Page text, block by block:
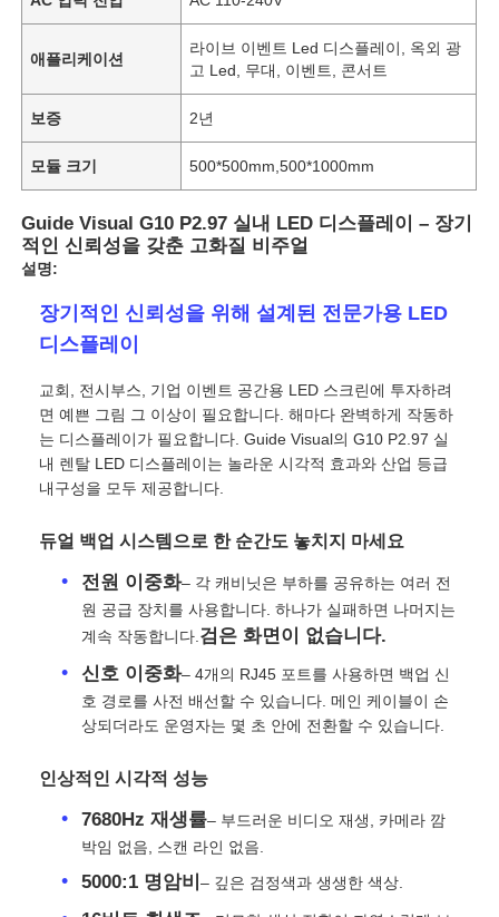
홈
비디오
애플리케이션
라이브 이벤트 Led 디스플레이, 옥외 광
고 Led, 무대, 이벤트, 콘서트
보증 2년
모듈 크기 500*500mm,500*1000mm
Guide Visual G10 P2.97 실내 LED 디스플레이 – 장기
적인 신뢰성을 갖춘 고화질 비주얼
설명:
장기적인 신뢰성을 위해 설계된 전문가용 LED
디스플레이
교회, 전시부스, 기업 이벤트 공간용 LED 스크린에 투자하려
면 예쁜 그림 그 이상이 필요합니다. 해마다 완벽하게 작동하
는 디스플레이가 필요합니다. Guide Visual의 G10 P2.97 실
내 렌탈 LED 디스플레이는 놀라운 시각적 효과와 산업 등급
내구성을 모두 제공합니다.
듀얼 백업 시스템으로 한 순간도 놓치지 마세요
전원 이중화– 각 캐비닛은 부하를 공유하는 여러 전
원 공급 장치를 사용합니다. 하나가 실패하면 나머지는
계속 작동합니다. 검은 화면이 없습니다.
신호 이중화– 4개의 RJ45 포트를 사용하면 백업 신
호 경로를 사전 배선할 수 있습니다. 메인 케이블이 손
상되더라도 운영자는 몇 초 안에 전환할 수 있습니다.
인상적인 시각적 성능
7680Hz 재생률– 부드러운 비디오 재생, 카메라 깜
박임 없음, 스캔 라인 없음.
5000:1 명암비– 깊은 검정색과 생생한 색상.